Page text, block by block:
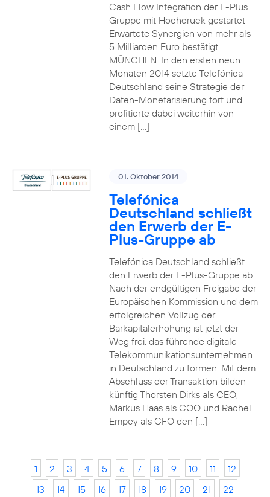
Cash Flow Integration der E-Plus
Gruppe mit Hochdruck gestartet
Erwartete Synergien von mehr als
5 Milliarden Euro bestätigt
MÜNCHEN. In den ersten neun
Monaten 2014 setzte Telefónica
Deutschland seine Strategie der
Daten-Monetarisierung fort und
profitierte dabei weiterhin von
einem […]
01. Oktober 2014
Telefónica
Deutschland schließt
den Erwerb der E-
Plus-Gruppe ab
Telefónica Deutschland schließt
den Erwerb der E-Plus-Gruppe ab.
Nach der endgültigen Freigabe der
Europäischen Kommission und dem
erfolgreichen Vollzug der
Barkapitalerhöhung ist jetzt der
Weg frei, das führende digitale
Telekommunikationsunternehmen
in Deutschland zu formen. Mit dem
Abschluss der Transaktion bilden
künftig Thorsten Dirks als CEO,
Markus Haas als COO und Rachel
Empey als CFO den […]
1 2 3 4 5 6 7 8 9 10 11
12
13
14 15 16 17 18 19 20 21
22